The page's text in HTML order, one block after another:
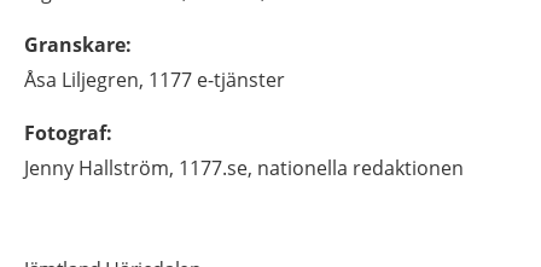
Granskare:
Åsa Liljegren, 1177 e-tjänster
Fotograf:
Jenny Hallström, 1177.se, nationella redaktionen